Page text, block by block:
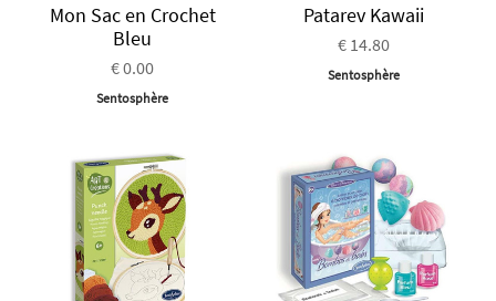
Mon Sac en Crochet
Bleu
€ 0.00
Sentosphère
Patarev Kawaii
€ 14.80
Sentosphère